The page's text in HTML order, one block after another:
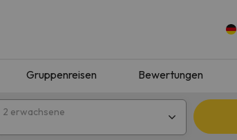
Gruppenreisen Bewertungen
2 erwachsene